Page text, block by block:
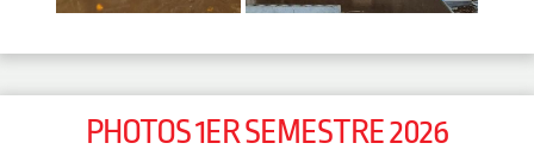
PHOTOS 1ER SEMESTRE 2026